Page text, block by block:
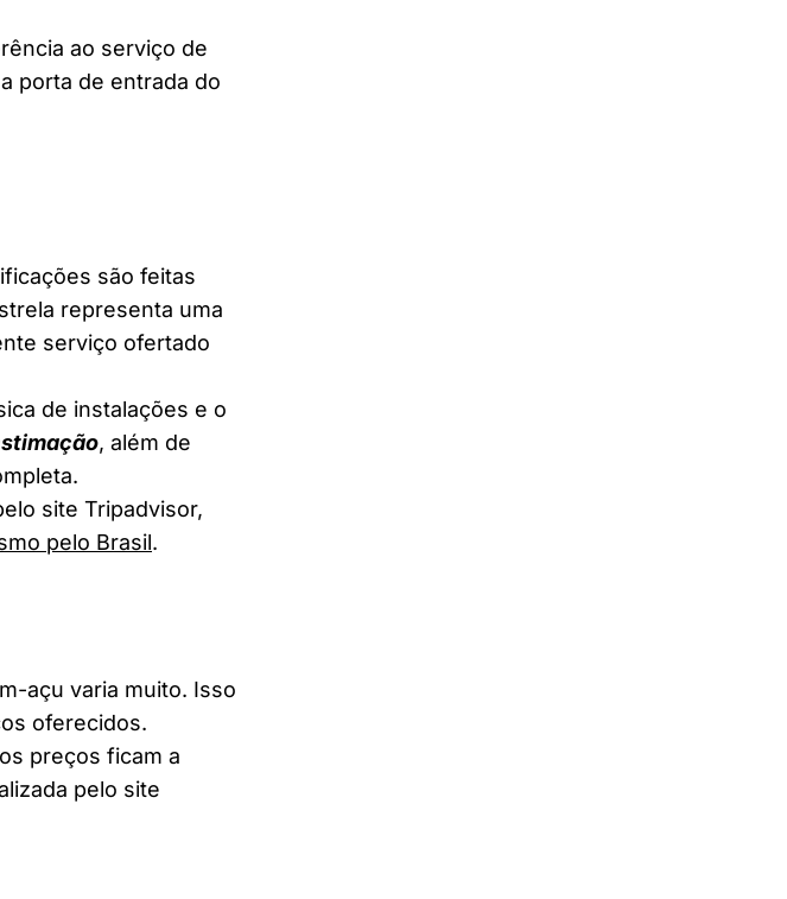
ao serviço de
porta de entrada do
são feitas
representa uma
serviço ofertado
de instalações e o
, além de
site Tripadvisor,
pelo Brasil.
açu varia muito. Isso
oferecidos.
preços ficam a
pelo site